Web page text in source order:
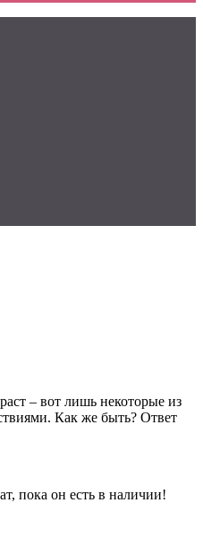
– вот лишь некоторые из
Как же быть? Ответ
пока он есть в наличии!